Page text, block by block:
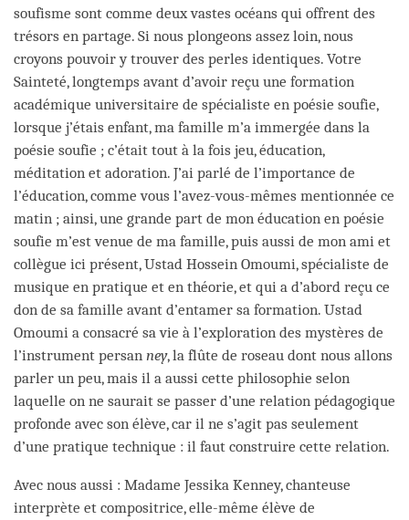
soufisme sont comme deux vastes océans qui offrent des
trésors en partage. Si nous plongeons assez loin, nous
croyons pouvoir y trouver des perles identiques. Votre
Sainteté, longtemps avant d’avoir reçu une formation
académique universitaire de spécialiste en poésie soufie,
lorsque j’étais enfant, ma famille m’a immergée dans la
poésie soufie ; c’était tout à la fois jeu, éducation,
méditation et adoration. J’ai parlé de l’importance de
l’éducation, comme vous l’avez-vous-mêmes mentionnée ce
matin ; ainsi, une grande part de mon éducation en poésie
soufie m’est venue de ma famille, puis aussi de mon ami et
collègue ici présent, Ustad Hossein Omoumi, spécialiste de
musique en pratique et en théorie, et qui a d’abord reçu ce
don de sa famille avant d’entamer sa formation. Ustad
Omoumi a consacré sa vie à l’exploration des mystères de
l’instrument persan ney, la flûte de roseau dont nous allons
parler un peu, mais il a aussi cette philosophie selon
laquelle on ne saurait se passer d’une relation pédagogique
profonde avec son élève, car il ne s’agit pas seulement
d’une pratique technique : il faut construire cette relation.
Avec nous aussi : Madame Jessika Kenney, chanteuse
interprète et compositrice, elle-même élève de